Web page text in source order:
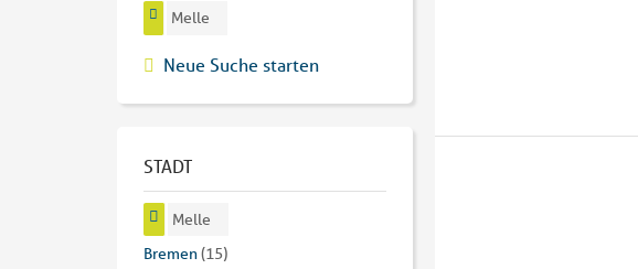
Melle
Neue Suche starten
STADT
Melle
Bremen(15)